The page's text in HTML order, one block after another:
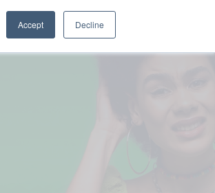
Accept Decline